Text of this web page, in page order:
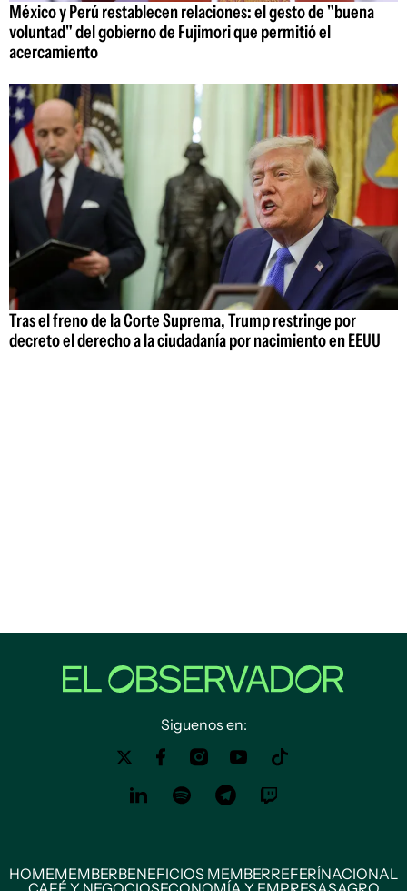
México y Perú restablecen relaciones: el gesto de "buena
voluntad" del gobierno de Fujimori que permitió el
acercamiento
Tras el freno de la Corte Suprema, Trump restringe por
decreto el derecho a la ciudadanía por nacimiento en EEUU
Siguenos en:
HOMEMEMBERBENEFICIOS MEMBERREFERÍNACIONAL